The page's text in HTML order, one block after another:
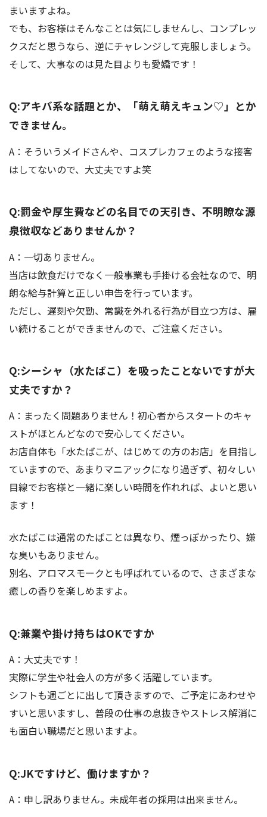
まいますよね。
でも、お客様はそんなことは気にしませんし、コンプレッ
クスだと思うなら、逆にチャレンジして克服しましょう。
そして、大事なのは見た目よりも愛嬌です！
Q:アキバ系な話題とか、「萌え萌えキュン♡」とか
できません。
A：そういうメイドさんや、コスプレカフェのような接客
はしてないので、大丈夫ですよ笑
Q:罰金や厚生費などの名目での天引き、不明瞭な源
泉徴収などありませんか？
A：一切ありません。
当店は飲食だけでなく一般事業も手掛ける会社なので、明
朗な給与計算と正しい申告を行っています。
ただし、遅刻や欠勤、常識を外れる行為が目立つ方は、雇
い続けることができませんので、ご注意ください。
Q:シーシャ（水たばこ）を吸ったことないですが大
丈夫ですか？
A：まったく問題ありません！初心者からスタートのキャ
ストがほとんどなので安心してください。
お店自体も「水たばこが、はじめての方のお店」を目指し
ていますので、あまりマニアックになり過ぎず、初々しい
目線でお客様と一緒に楽しい時間を作れれば、よいと思い
ます！
水たばこは通常のたばことは異なり、煙っぽかったり、嫌
な臭いもありません。
別名、アロマスモークとも呼ばれているので、さまざまな
癒しの香りを楽しめますよ。
Q:兼業や掛け持ちはOKですか
A：大丈夫です！
実際に学生や社会人の方が多く活躍しています。
シフトも週ごとに出して頂きますので、ご予定にあわせや
すいと思いますし、普段の仕事の息抜きやストレス解消に
も面白い職場だと思いますよ。
Q:JKですけど、働けますか？
A：申し訳ありません。未成年者の採用は出来ません。